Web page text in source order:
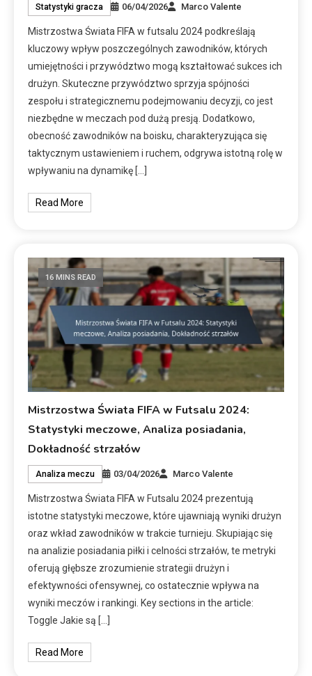
Statystyki gracza 06/04/2026 Marco Valente
Mistrzostwa Świata FIFA w futsalu 2024 podkreślają
kluczowy wpływ poszczególnych zawodników, których
umiejętności i przywództwo mogą kształtować sukces ich
drużyn. Skuteczne przywództwo sprzyja spójności
zespołu i strategicznemu podejmowaniu decyzji, co jest
niezbędne w meczach pod dużą presją. Dodatkowo,
obecność zawodników na boisku, charakteryzująca się
taktycznym ustawieniem i ruchem, odgrywa istotną rolę w
wpływaniu na dynamikę […]
Read More
16 MINS READ
Mistrzostwa Świata FIFA w Futsalu 2024:
Statystyki meczowe, Analiza posiadania,
Dokładność strzałów
Analiza meczu 03/04/2026 Marco Valente
Mistrzostwa Świata FIFA w Futsalu 2024 prezentują
istotne statystyki meczowe, które ujawniają wyniki drużyn
oraz wkład zawodników w trakcie turnieju. Skupiając się
na analizie posiadania piłki i celności strzałów, te metryki
oferują głębsze zrozumienie strategii drużyn i
efektywności ofensywnej, co ostatecznie wpływa na
wyniki meczów i rankingi. Key sections in the article:
Toggle Jakie są […]
Read More